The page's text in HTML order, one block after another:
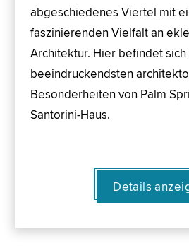
abgeschiedenes Viertel mit
faszinierenden Vielfalt an
Architektur. Hier befindet
beeindruckendsten
Besonderheiten von Palm
Santorini-Haus.
Details